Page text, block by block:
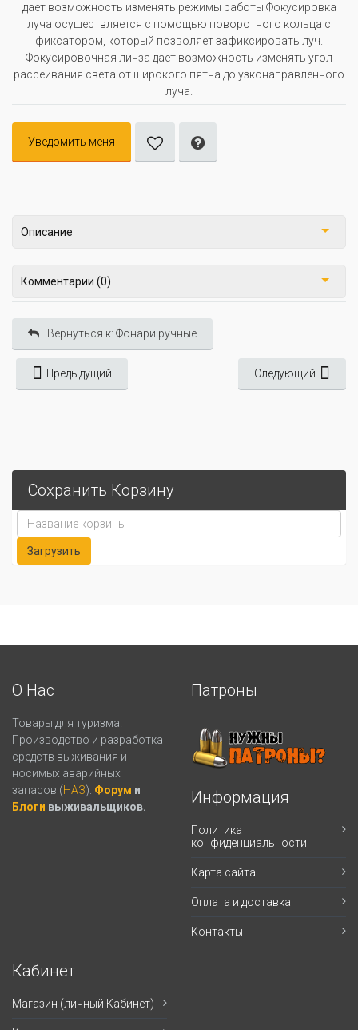
дает возможность изменять режимы работы.Фокусировка
луча осуществляется с помощью поворотного кольца с
фиксатором, который позволяет зафиксировать луч.
Фокусировочная линза дает возможность изменять угол
рассеивания света от широкого пятна до узконаправленного
луча.
Уведомить меня
Описание
Комментарии (0)
Вернуться к: Фонари ручные
Предыдущий Следующий
Сохранить Корзину
О Нас
Товары для туризма.
Производство и разработка
средств выживания и
носимых аварийных
запасов (НАЗ). Форум и
Блоги выживальщиков.
Патроны
Информация
Политика
конфиденциальности
Карта сайта
Оплата и доставка
Контакты
Кабинет
Магазин (личный Кабинет)